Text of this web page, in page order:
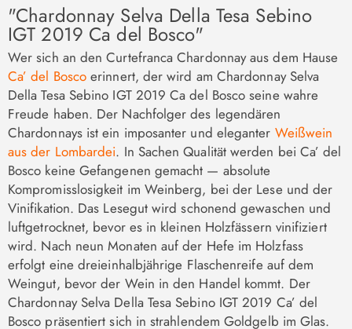
"Chardonnay Selva Della Tesa Sebino
IGT 2019 Ca del Bosco"
Wer sich an den Curtefranca Chardonnay aus dem Hause
Ca’ del Bosco erinnert, der wird am Chardonnay Selva
Della Tesa Sebino IGT 2019 Ca del Bosco seine wahre
Freude haben. Der Nachfolger des legendären
Chardonnays ist ein imposanter und eleganter Weißwein
aus der Lombardei. In Sachen Qualität werden bei Ca’ del
Bosco keine Gefangenen gemacht — absolute
Kompromisslosigkeit im Weinberg, bei der Lese und der
Vinifikation. Das Lesegut wird schonend gewaschen und
luftgetrocknet, bevor es in kleinen Holzfässern vinifiziert
wird. Nach neun Monaten auf der Hefe im Holzfass
erfolgt eine dreieinhalbjährige Flaschenreife auf dem
Weingut, bevor der Wein in den Handel kommt. Der
Chardonnay Selva Della Tesa Sebino IGT 2019 Ca’ del
Bosco präsentiert sich in strahlendem Goldgelb im Glas.